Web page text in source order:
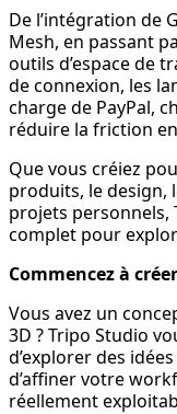
De l’intégration de
Mesh, en passant
outils d’espace de
de connexion, les
charge de PayPal,
réduire la friction
Que vous créiez
produits, le design,
projets personnels,
complet pour
Commencez à
Vous avez un
3D ? Tripo Studio
d’explorer des
d’affiner votre
réellement